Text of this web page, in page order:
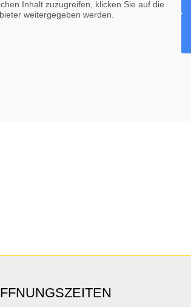
Inhalt zuzugreifen, klicken Sie auf die
weitergegeben werden.